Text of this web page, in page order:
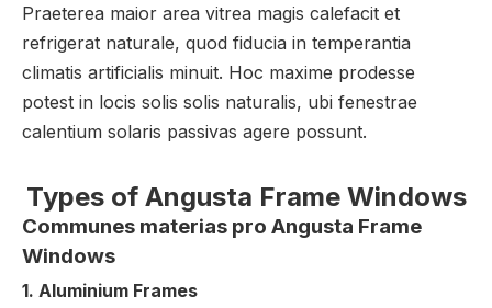
Praeterea maior area vitrea magis calefacit et
refrigerat naturale, quod fiducia in temperantia
climatis artificialis minuit. Hoc maxime prodesse
potest in locis solis solis naturalis, ubi fenestrae
calentium solaris passivas agere possunt.
Types of Angusta Frame Windows
Communes materias pro Angusta Frame
Windows
1. Aluminium Frames